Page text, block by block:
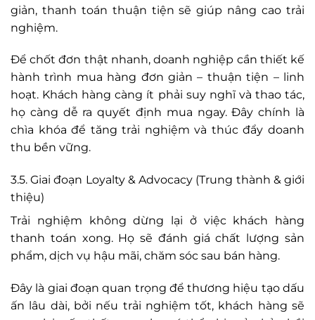
giản, thanh toán thuận tiện sẽ giúp nâng cao trải
nghiệm.
Để chốt đơn thật nhanh, doanh nghiệp cần thiết kế
hành trình mua hàng đơn giản – thuận tiện – linh
hoạt. Khách hàng càng ít phải suy nghĩ và thao tác,
họ càng dễ ra quyết định mua ngay. Đây chính là
chìa khóa để tăng trải nghiệm và thúc đẩy doanh
thu bền vững.
3.5. Giai đoạn Loyalty & Advocacy (Trung thành & giới
thiệu)
Trải nghiệm không dừng lại ở việc khách hàng
thanh toán xong. Họ sẽ đánh giá chất lượng sản
phẩm, dịch vụ hậu mãi, chăm sóc sau bán hàng.
Đây là giai đoạn quan trọng để thương hiệu tạo dấu
ấn lâu dài, bởi nếu trải nghiệm tốt, khách hàng sẽ